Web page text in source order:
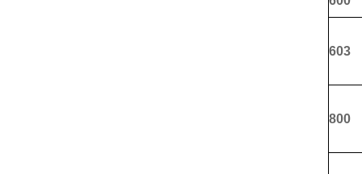
603
800